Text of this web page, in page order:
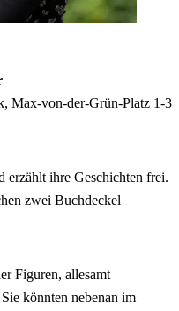
Max-von-der-Grün-Platz 1-3
erzählt ihre Geschichten frei.
zwei Buchdeckel
Figuren, allesamt
könnten nebenan im